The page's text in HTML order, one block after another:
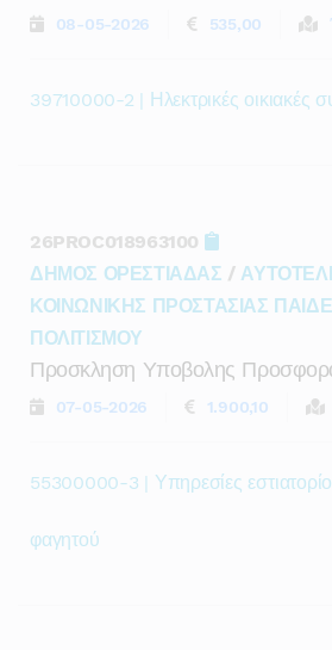
08-05-2026 535,00
39710000-2 | Ηλεκτρικές οικιακές
26PROC018963100
ΔΗΜΟΣ ΟΡΕΣΤΙΑΔΑΣ /
ΚΟΙΝΩΝΙΚΗΣ ΠΡΟΣΤΑΣΙΑΣ
ΠΟΛΙΤΙΣΜΟΥ
Προσκληση Υποβολης
07-05-2026 1.900,10
55300000-3 | Υπηρεσίες
φαγητού